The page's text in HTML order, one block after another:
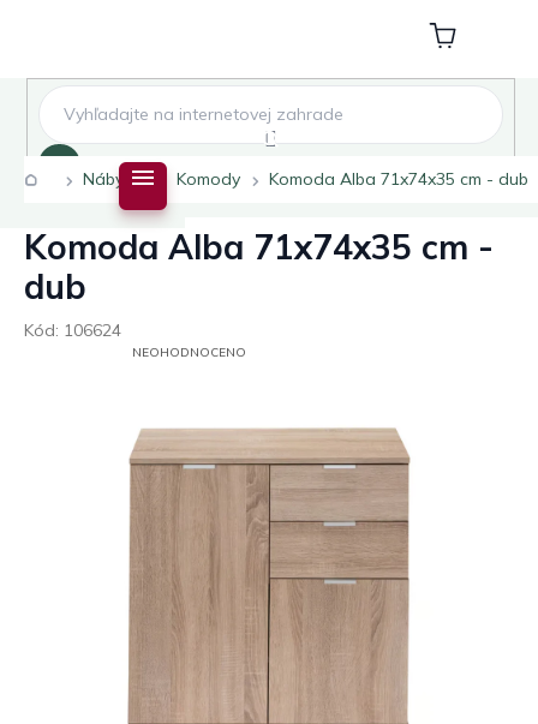
Nákupní
košík
DomůNábytek Komody Komoda Alba 71x74x35 cm - dub
Komoda Alba 71x74x35 cm -
dub
Kód: 106624
PRŮMĚRNÉNEOHODNOCENO